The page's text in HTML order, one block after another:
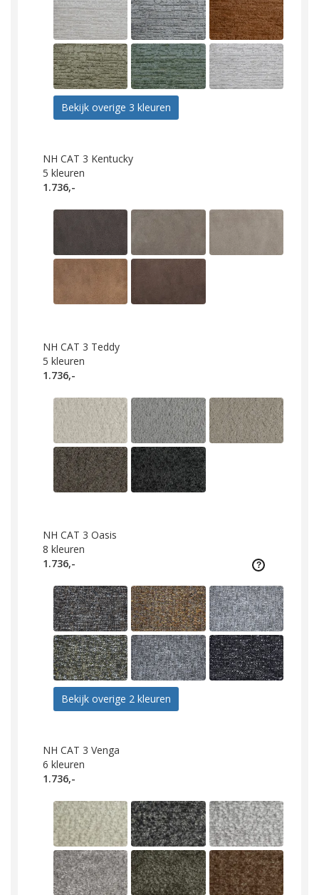
Bekijk overige 3 kleuren
NH CAT 3 Kentucky
5 kleuren
1.736,-
NH CAT 3 Teddy
5 kleuren
1.736,-
NH CAT 3 Oasis
8 kleuren
1.736,-
Bekijk overige 2 kleuren
NH CAT 3 Venga
6 kleuren
1.736,-